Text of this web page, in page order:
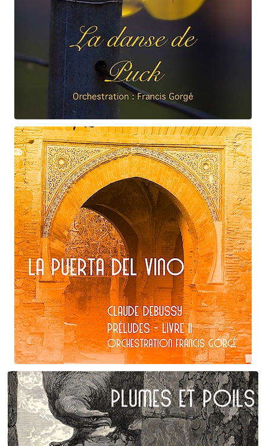
Claude Debussy
La danse de Puck
Claude Debussy
La puerta del vino